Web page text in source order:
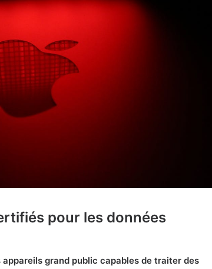
pour les données
appareils grand public capables de traiter des